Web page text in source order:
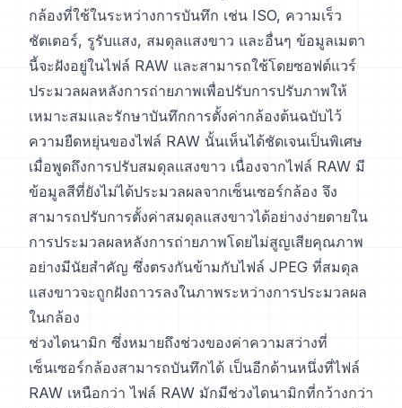
กล้องที่ใช้ในระหว่างการบันทึก เช่น ISO, ความเร็ว
ชัตเตอร์, รูรับแสง, สมดุลแสงขาว และอื่นๆ ข้อมูลเมตา
นี้จะฝังอยู่ในไฟล์ RAW และสามารถใช้โดยซอฟต์แวร์
ประมวลผลหลังการถ่ายภาพเพื่อปรับการปรับภาพให้
เหมาะสมและรักษาบันทึกการตั้งค่ากล้องต้นฉบับไว้
ความยืดหยุ่นของไฟล์ RAW นั้นเห็นได้ชัดเจนเป็นพิเศษ
เมื่อพูดถึงการปรับสมดุลแสงขาว เนื่องจากไฟล์ RAW มี
ข้อมูลสีที่ยังไม่ได้ประมวลผลจากเซ็นเซอร์กล้อง จึง
สามารถปรับการตั้งค่าสมดุลแสงขาวได้อย่างง่ายดายใน
การประมวลผลหลังการถ่ายภาพโดยไม่สูญเสียคุณภาพ
อย่างมีนัยสำคัญ ซึ่งตรงกันข้ามกับไฟล์ JPEG ที่สมดุล
แสงขาวจะถูกฝังถาวรลงในภาพระหว่างการประมวลผล
ในกล้อง
ช่วงไดนามิก ซึ่งหมายถึงช่วงของค่าความสว่างที่
เซ็นเซอร์กล้องสามารถบันทึกได้ เป็นอีกด้านหนึ่งที่ไฟล์
RAW เหนือกว่า ไฟล์ RAW มักมีช่วงไดนามิกที่กว้างกว่า